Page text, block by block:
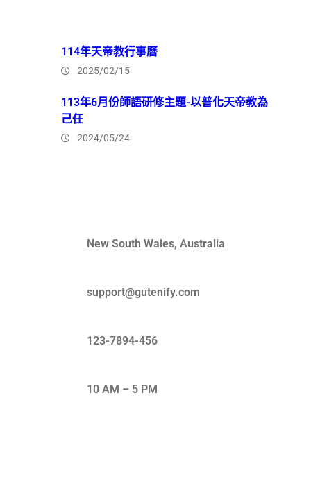
114年天帝教行事曆
2025/02/15
113年6月份師語研修主題-以普化天帝教為
己任
2024/05/24
New South Wales, Australia
support@gutenify.com
123-7894-456
10 AM – 5 PM